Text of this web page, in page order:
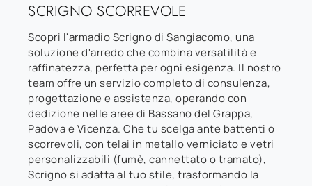
SCRIGNO SCORREVOLE
Scopri l'armadio Scrigno di Sangiacomo, una
soluzione d'arredo che combina versatilità e
raffinatezza, perfetta per ogni esigenza. Il nostro
team offre un servizio completo di consulenza,
progettazione e assistenza, operando con
dedizione nelle aree di Bassano del Grappa,
Padova e Vicenza. Che tu scelga ante battenti o
scorrevoli, con telai in metallo verniciato e vetri
personalizzabili (fumè, cannettato o tramato),
Scrigno si adatta al tuo stile, trasformando la